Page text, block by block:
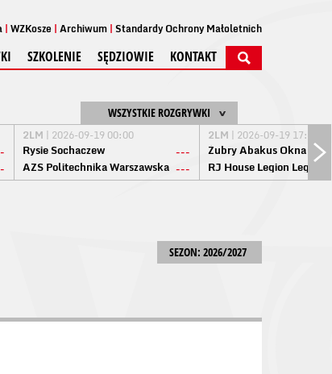
WZKosze Archiwum Standardy Ochrony Małoletnich
SZKOLENIE SĘDZIOWIE KONTAKT
WSZYSTKIE ROZGRYWKI
2LM | 2026-09-19 00:00
Rysie Sochaczew
---
AZS Politechnika Warszawska ---
2LM | 2026-09-19 17:00
Żubry Abakus Okna
RJ House Legion
SEZON: 2026/2027